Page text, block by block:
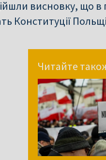
висновку, що в
Конституції
Читайте